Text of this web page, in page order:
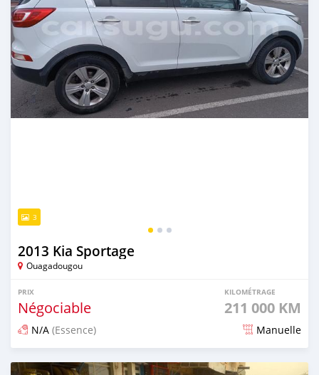
3
2013 Kia Sportage
Ouagadougou
PRIX
Négociable
KILOMÉTRAGE
211 000 KM
N/A (Essence) Manuelle
Publié il y a 2 mois